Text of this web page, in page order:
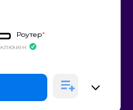
Роутер*